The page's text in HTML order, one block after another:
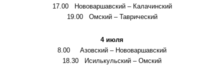
17.00 Нововаршавский – Калачинский
19.00 Омский – Таврический
4 июля
8.00 Азовский – Нововаршавский
18.30 Исилькульский – Омский